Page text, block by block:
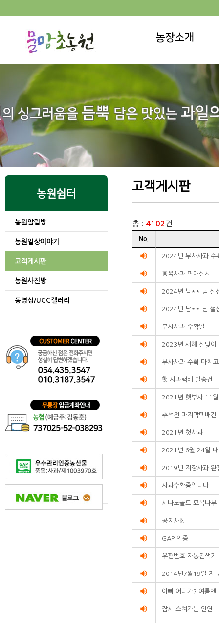
농원쉼터
농원알림방
농원일상이야기
고객게시판
농원사진방
동영상/UCC갤러리
고객게시판
총 : 4102 건
게시글
순번
제목
작성자
작성일
조회수를
리스트화한
테이블입니다.
No.
volume_up 2024년 부사사과 수
volume_up 홍옥사과 판매실시
volume_up 2024년 남** 님 설
volume_up 2024년 남** 님 설
volume_up 부사사과 수확일
volume_up 2023년 새해 설맞이
volume_up 부사사과 수확 마치
volume_up 햇 사과택배 발송건
volume_up 2021년 햇부사 11
volume_up 추석전 마지막택배건
volume_up 2021년 첫사과
volume_up 2021년 6월 24일 대
volume_up 2019년 저장사과 완
volume_up 사과수확중입니다
volume_up 시나노골드 묘목나무
volume_up 공지사항
volume_up GAP 인증
volume_up 우편번호 자동검
volume_up 2014년7월19일 제
volume_up 아빠 어디가? 여름엔
volume_up 잠시 스쳐가는 인연